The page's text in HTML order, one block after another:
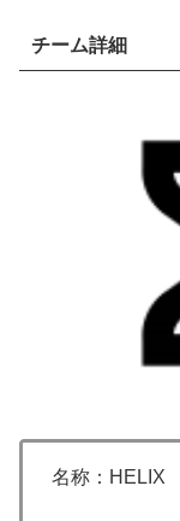
チーム詳細
名称：HELIX